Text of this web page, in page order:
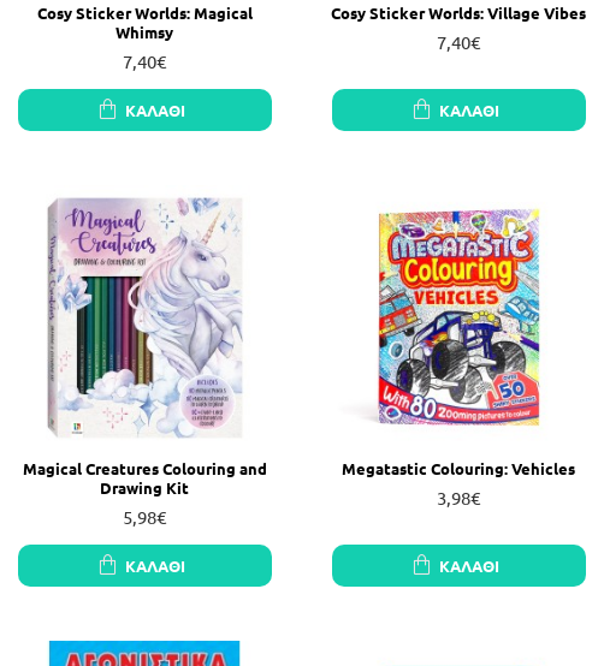
Cosy Sticker Worlds: Magical
Whimsy
7,40€
ΚΑΛΆΘΙ
Cosy Sticker Worlds: Village Vibes
7,40€
ΚΑΛΆΘΙ
Magical Creatures Colouring and
Drawing Kit
5,98€
ΚΑΛΆΘΙ
Megatastic Colouring: Vehicles
3,98€
ΚΑΛΆΘΙ